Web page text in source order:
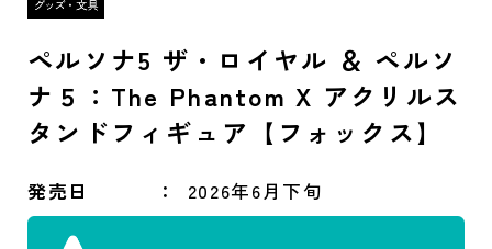
ペルソナ5 ザ・ロイヤル ＆ ペルソ
ナ５：The Phantom X アクリルス
タンドフィギュア【フォックス】
発売日 2026年6月下旬